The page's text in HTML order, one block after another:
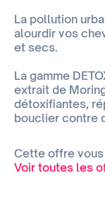
La pollution
alourdir vos
et secs.
La gamme
extrait de
détoxifiantes,
bouclier contre
Cette offre
Voir toutes les